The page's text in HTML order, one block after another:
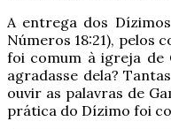
A entrega dos
Números 18:21), pelos
foi comum à igreja de
agradasse dela?
ouvir as palavras de
prática do Dízimo foi